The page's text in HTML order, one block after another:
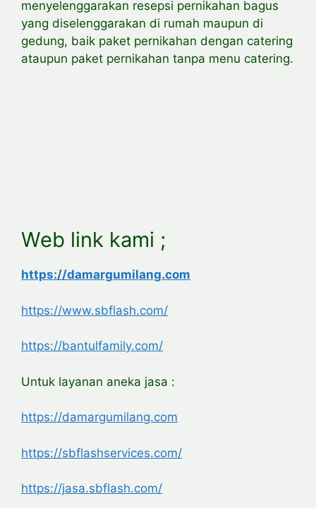
menyelenggarakan resepsi pernikahan bagus
yang diselenggarakan di rumah maupun di
gedung, baik paket pernikahan dengan catering
ataupun paket pernikahan tanpa menu catering.
Web link kami ;
https://damargumilang.com
https://www.sbflash.com/
https://bantulfamily.com/
Untuk layanan aneka jasa :
https://damargumilang.com
https://sbflashservices.com/
https://jasa.sbflash.com/